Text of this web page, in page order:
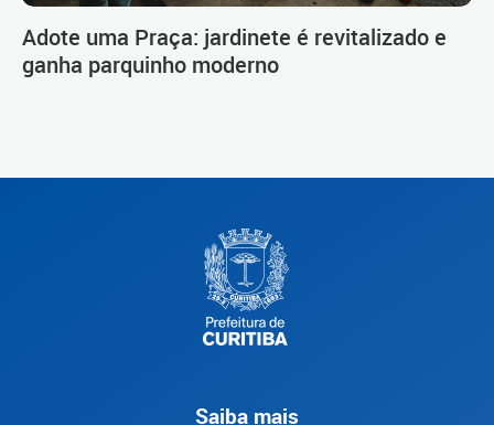
Adote uma Praça: jardinete é revitalizado e
ganha parquinho moderno
Saiba mais